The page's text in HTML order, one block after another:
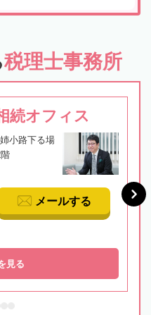
税理士事務所
続オフィス
小路下る場
メールする
見る